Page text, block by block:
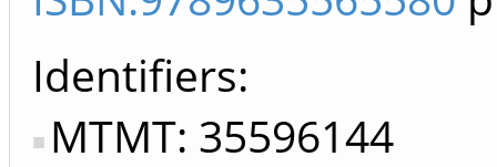
Identifiers
MTMT: 35596144